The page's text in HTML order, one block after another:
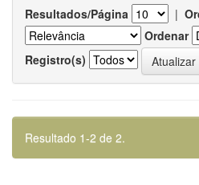
Resultados/Página |
Ordenar
Registro(s)
Resultado 1-2 de 2.